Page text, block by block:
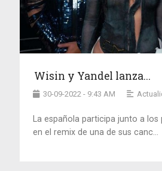
Wisin y Yandel lanza...
30-09-2022 - 9:43 AM
La española participa junto a
en el remix de una de sus canc...